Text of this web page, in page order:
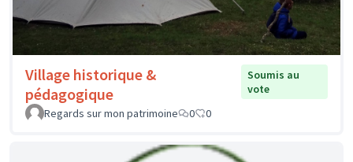
Village historique &
pédagogique
Soumis au
vote
Regards sur mon patrimoine
0 0